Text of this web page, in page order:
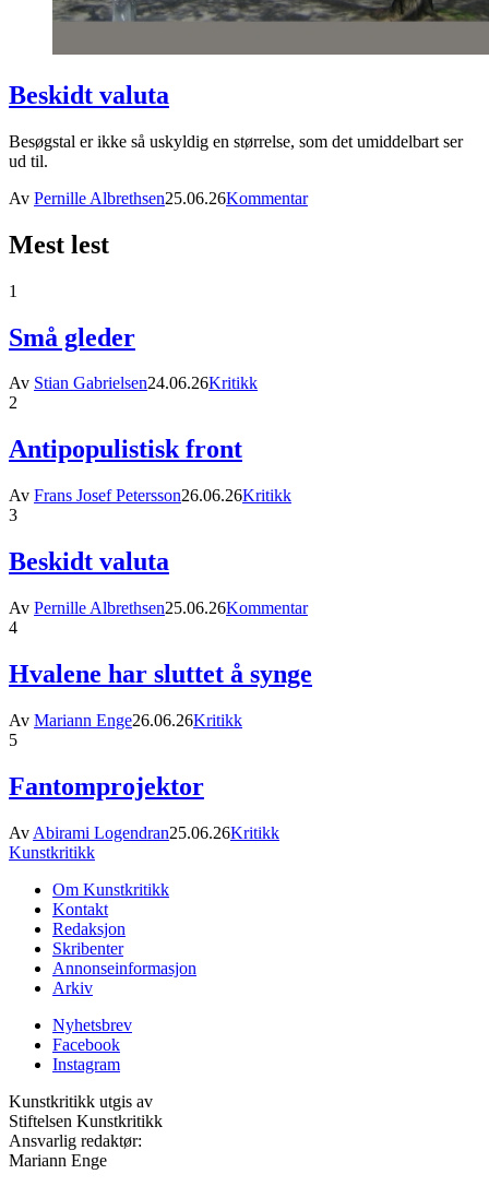
Beskidt valuta
Besøgstal er ikke så uskyldig en størrelse, som det umiddelbart ser
ud til.
Av Pernille Albrethsen25.06.26Kommentar
Mest lest
1
Små gleder
Av Stian Gabrielsen24.06.26Kritikk
2
Antipopulistisk front
Av Frans Josef Petersson26.06.26Kritikk
3
Beskidt valuta
Av Pernille Albrethsen25.06.26Kommentar
4
Hvalene har sluttet å synge
Av Mariann Enge26.06.26Kritikk
5
Fantomprojektor
Av Abirami Logendran25.06.26Kritikk
Kunstkritikk
Om Kunstkritikk
Kontakt
Redaksjon
Skribenter
Annonseinformasjon
Arkiv
Nyhetsbrev
Facebook
Instagram
Kunstkritikk utgis av
Stiftelsen Kunstkritikk
Ansvarlig redaktør:
Mariann Enge